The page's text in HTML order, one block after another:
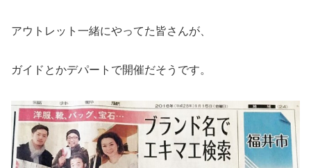
アウトレット一緒にやってた皆さんが、
ガイドとかデパートで開催だそうです。